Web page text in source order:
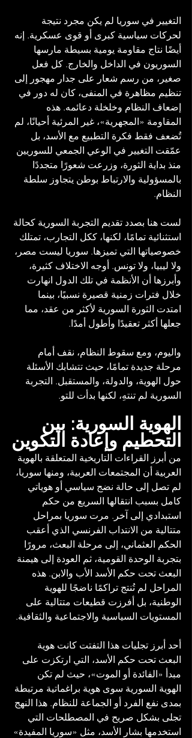
التغيير في سوريا لم يكن مجرد نتيجة
لحركات سياسية كبرى أو قوى عسكرية. إنه
أيضًا نتاج مقاومة يومية بسيطة مارسها
السوريون في الداخل والخارج. كل فعل
صغير، من رسم شعار على جدار مهجور إلى
تنظيم مظاهرة في المنفى، كان له دور في
إضعاف النظام وخلخلة دعائمه. هذه
المقاومة «المجهرية»، غير المرئية أحيانًا، لم
تُضعف فقط فكرة التطبيع مع الأسد، بل
عمّقت التغيير في الوعي الجمعي للسوريين
منذ بداية الثورة، وزرعت شعورًا متجددًا
بالمسؤولية والارتباط بوطن يتجاوز سلطة
النظام.
لست هنا بصدد تقديم التجربة السورية كحالة
استثنائية تمامًا، لكنها، ككل التجارب، تمتلك
خصوصياتها التي تميزها. سوريا ليست مصر،
ولا ليبيا، ولا تونس. أوجه الاختلاف كثيرة،
وأبرزها أن الأنظمة في تلك الدول انهارت
خلال فترات زمنية قصيرة نسبيًا، بينما
امتدت الثورة السورية لأكثر من عقد، مما
جعلها أكثر تعقيدًا وأطول أمدًا.
واليوم، ومع سقوط النظام، نقف أمام
مرحلة جديدة تمامًا، حيث تتشابك الأسئلة
حول الهوية، والدولة، والمستقبل. التجربة
السورية لم تنتهِ، لكنها بدأت للتو.
الهوية السورية: بين
التحطيم وإعادة التكوين
من أبرز القراءات التاريخية المتعلقة بالهوية
العربية أن المجتمعات العربية، ومنها سوريا،
لم تصل إلى حالة نضج سياسي أو هوياتي
كامل بسبب انتقالها السريع من حكم
استبدادي إلى آخر. مرت سوريا بمراحل
متتالية من الانتداب الفرنسي الذي أعقب
الحكم العثماني، إلى مرحلة البعث، مرورًا
بتجربة الوحدة القومية، ثم العودة إلى هيمنة
البعث تحت حكم الأسد الأب والابن. هذه
المراحل لم تُنتج تراكمًا ناضجًا للهوية
الوطنية، بل أفرزت قطيعات متتالية على
المستويات السياسية والاجتماعية والثقافية.
أحد أبرز تجليات هذا التفتت كانت هوية
البعث تحت حكم الأسد، التي ارتكزت على
مبدأ «الفائدة أو الموت»، حيث لم تكن
الهوية السورية سوى هوية براغماتية مرتبطة
بمدى نفع الفرد أو الجماعة للنظام. هذا النهج
تجلى بشكل صريح في المصطلحات التي
استخدمها بشار الأسد، مثل «سوريا المفيدة»